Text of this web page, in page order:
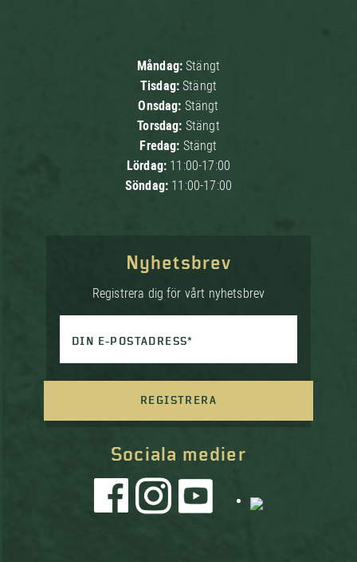
Måndag:Stängt
Tisdag:Stängt
Onsdag: Stängt
Torsdag: Stängt
Fredag: Stängt
Lördag: 11:00-17:00
Söndag: 11:00-17:00
Sociala medier
Nyhetsbrev
Registrera dig för vårt nyhetsbrev
DIN E-POSTADRESS*
REGISTRERA